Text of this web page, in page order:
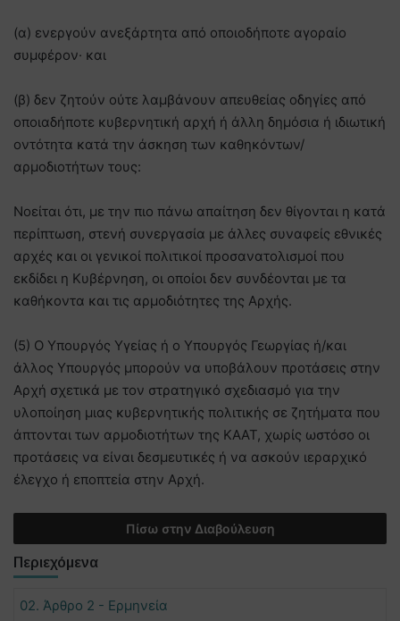
(α) ενεργούν ανεξάρτητα από οποιοδήποτε αγοραίο
συμφέρον· και
(β) δεν ζητούν ούτε λαμβάνουν απευθείας οδηγίες από
οποιαδήποτε κυβερνητική αρχή ή άλλη δημόσια ή ιδιωτική
οντότητα κατά την άσκηση των καθηκόντων/
αρμοδιοτήτων τους:
Νοείται ότι, με την πιο πάνω απαίτηση δεν θίγονται η κατά
περίπτωση, στενή συνεργασία με άλλες συναφείς εθνικές
αρχές και οι γενικοί πολιτικοί προσανατολισμοί που
εκδίδει η Κυβέρνηση, οι οποίοι δεν συνδέονται με τα
καθήκοντα και τις αρμοδιότητες της Αρχής.
(5) Ο Υπουργός Υγείας ή ο Υπουργός Γεωργίας ή/και
άλλος Υπουργός μπορούν να υποβάλουν προτάσεις στην
Αρχή σχετικά με τον στρατηγικό σχεδιασμό για την
υλοποίηση μιας κυβερνητικής πολιτικής σε ζητήματα που
άπτονται των αρμοδιοτήτων της ΚΑΑΤ, χωρίς ωστόσο οι
προτάσεις να είναι δεσμευτικές ή να ασκούν ιεραρχικό
έλεγχο ή εποπτεία στην Αρχή.
Πίσω στην Διαβούλευση
Περιεχόμενα
02. Άρθρο 2 - Ερμηνεία